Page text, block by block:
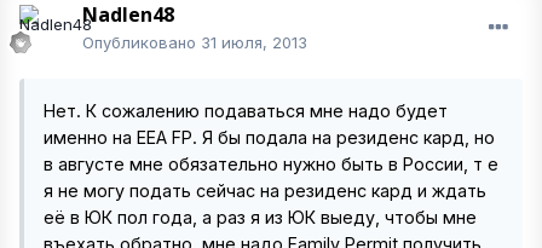
Nadlen48
Опубликовано 31 июля, 2013
Нет. К сожалению подаваться мне надо будет
именно на EEA FP. Я бы подала на резиденс кард, но
в августе мне обязательно нужно быть в России, т е
я не могу подать сейчас на резиденс кард и ждать
её в ЮК пол года, а раз я из ЮК выеду, чтобы мне
въехать обратно, мне надо Family Permit получить